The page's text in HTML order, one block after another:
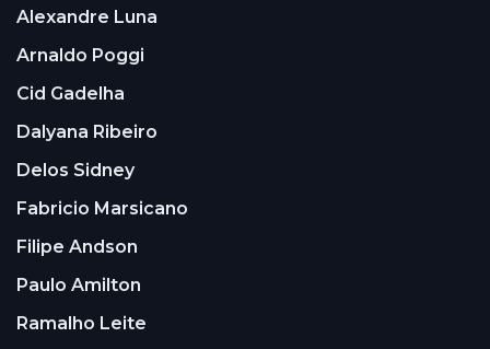
Alexandre Luna
Arnaldo Poggi
Cid Gadelha
Dalyana Ribeiro
Delos Sidney
Fabricio Marsicano
Filipe Andson
Paulo Amilton
Ramalho Leite